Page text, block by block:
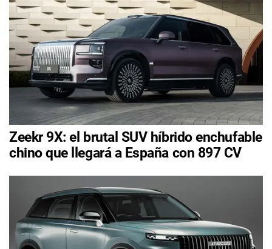
Zeekr 9X: el brutal SUV híbrido enchufable
chino que llegará a España con 897 CV